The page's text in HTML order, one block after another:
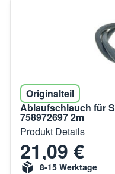
Originalteil
Ablaufschlauch für
758972697 2m
Produkt Details
21,09 €
8-15 Werktage